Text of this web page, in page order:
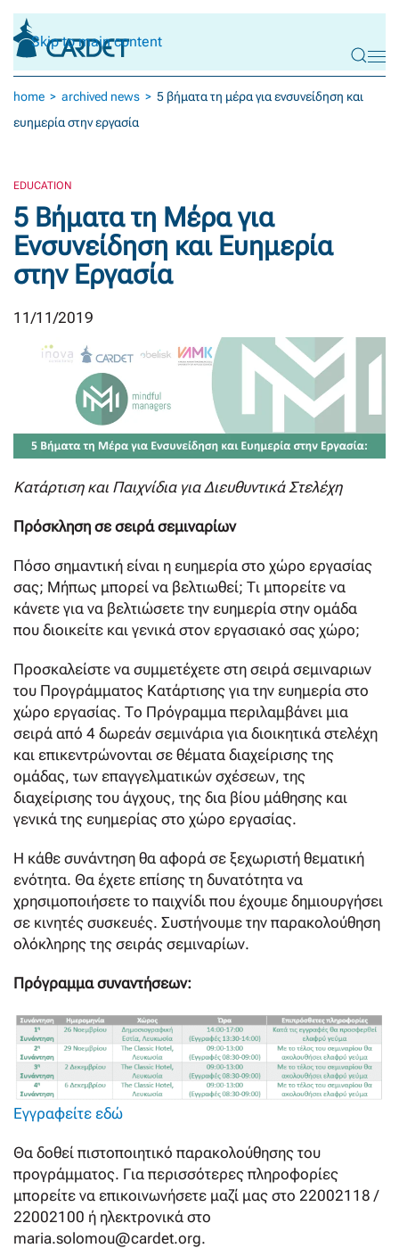
Skip to main content
home archived news
5 βήματα τη μέρα για ενσυνείδηση και
ευημερία στην εργασία
EDUCATION
5 Βήματα τη Μέρα για
Ενσυνείδηση και Ευημερία
στην Εργασία
11/11/2019
Κατάρτιση και Παιχνίδια για Διευθυντικά Στελέχη
Πρόσκληση σε σειρά σεμιναρίων
Πόσο σημαντική είναι η ευημερία στο χώρο εργασίας
σας; Μήπως μπορεί να βελτιωθεί; Τι μπορείτε να
κάνετε για να βελτιώσετε την ευημερία στην ομάδα
που διοικείτε και γενικά στον εργασιακό σας χώρο;
Προσκαλείστε να συμμετέχετε στη σειρά σεμιναριων
του Προγράμματος Κατάρτισης για την ευημερία στο
χώρο εργασίας. Το Πρόγραμμα περιλαμβάνει μια
σειρά από 4 δωρεάν σεμινάρια για διοικητικά στελέχη
και επικεντρώνονται σε θέματα διαχείρισης της
ομάδας, των επαγγελματικών σχέσεων, της
διαχείρισης του άγχους, της δια βίου μάθησης και
γενικά της ευημερίας στο χώρο εργασίας.
Η κάθε συνάντηση θα αφορά σε ξεχωριστή θεματική
ενότητα. Θα έχετε επίσης τη δυνατότητα να
χρησιμοποιήσετε το παιχνίδι που έχουμε δημιουργήσει
σε κινητές συσκευές. Συστήνουμε την παρακολούθηση
ολόκληρης της σειράς σεμιναρίων.
Πρόγραμμα συναντήσεων:
Εγγραφείτε εδώ
Θα δοθεί πιστοποιητικό παρακολούθησης του
προγράμματος. Για περισσότερες πληροφορίες
μπορείτε να επικοινωνήσετε μαζί μας στο 22002118 /
22002100 ή ηλεκτρονικά στο
maria.solomou@cardet.org.